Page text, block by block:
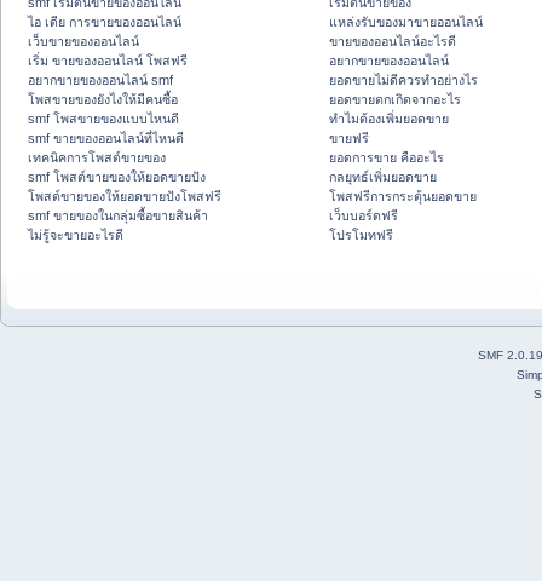
ไอ เดีย การขายของออนไลน์
เว็บขายของออนไลน์
เริ่ม ขายของออนไลน์ โพสฟรี
อยากขายของออนไลน์ smf
โพสขายของยังไงให้มีคนซื้อ
smf โพสขายของแบบไหนดี
smf ขายของออนไลน์ที่ไหนดี
เทคนิคการโพสต์ขายของ
smf โพสต์ขายของให้ยอดขายปัง
โพสต์ขายของให้ยอดขายปังโพสฟรี
smf ขายของในกลุ่มซื้อขายสินค้า
ไม่รู้จะขายอะไรดี
แหล่งรับของมาขายออนไลน์
ขายของออนไลน์อะไรดี
อยากขายของออนไลน์
ยอดขายไม่ดีควรทำอย่างไร
ยอดขายตกเกิดจากอะไร
ทำไมต้องเพิ่มยอดขาย
ขายฟรี
ยอดการขาย คืออะไร
กลยุทธ์เพิ่มยอดขาย
โพสฟรีการกระตุ้นยอดขาย
เว็บบอร์ดฟรี
โปรโมทฟรี
SMF 2.0.19